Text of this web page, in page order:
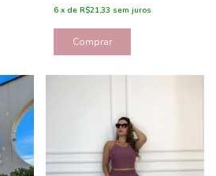
6 x de R$21,33 sem juros
Comprar